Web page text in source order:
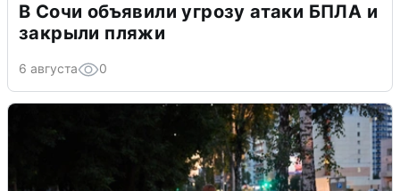
В Сочи объявили угрозу атаки БПЛА и
закрыли пляжи
6 августа 0